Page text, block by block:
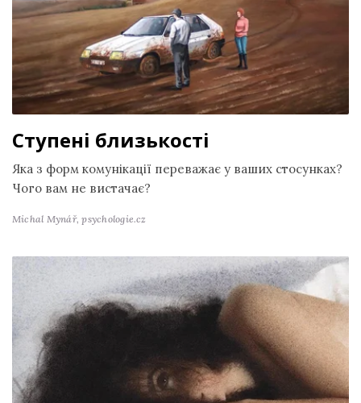
Ступені близькості
Яка з форм комунікації переважає у ваших стосунках?
Чого вам не вистачає?
Michal Mynář,psychologie.cz